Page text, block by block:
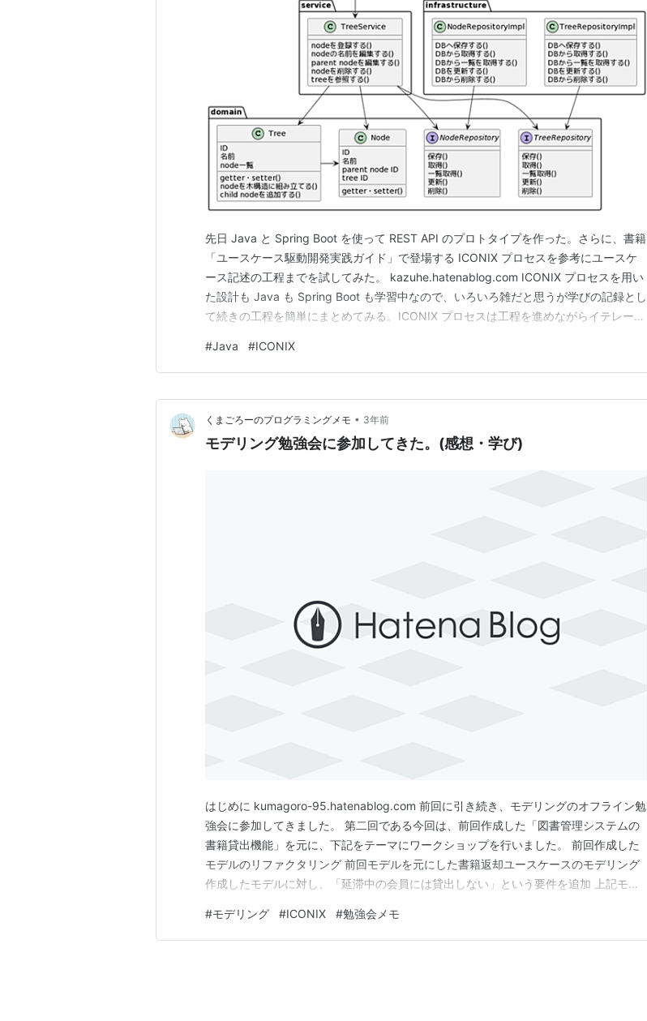
先日 Java と Spring Boot を使って REST API のプロトタイプを作った。さらに、書籍
「ユースケース駆動開発実践ガイド」で登場する ICONIX プロセスを参考にユースケ
ース記述の工程までを試してみた。 kazuhe.hatenablog.com ICONIX プロセスを用い
た設計も Java も Spring Boot も学習中なので、いろいろ雑だと思うが学びの記録とし
て続きの工程を簡単にまとめてみる。ICONIX プロセスは工程を進めながらイテレーテ
この記事に貼り付ける。 紙芝居 作ろうとし…
#Java #ICONIX
くまごろーのプログラミングメモ • 3年前
モデリング勉強会に参加してきた。(感想・学び)
はじめに kumagoro-95.hatenablog.com 前回に引き続き、モデリングのオフライン勉
強会に参加してきました。 第二回である今回は、前回作成した「図書管理システムの
書籍貸出機能」を元に、下記をテーマにワークショップを行いました。 前回作成した
モデルのリファクタリング 前回モデルを元にした書籍返却ユースケースのモデリング
作成したモデルに対し、「延滞中の会員には貸出しない」という要件を追加 上記モデ
しました。 今回も色んな学びがあったのでメモでまとめます。 成果物 ※ 写真は最終形
態のもの パッ…
#モデリング #ICONIX #勉強会メモ